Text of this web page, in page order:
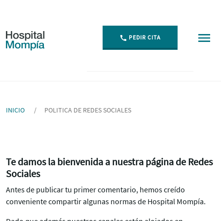
PEDIR CITA
Politica de Redes Sociales - Hospital Mompía
INICIO POLITICA DE REDES SOCIALES
Te damos la bienvenida a nuestra página de Redes
Sociales
Antes de publicar tu primer comentario, hemos creído
conveniente compartir algunas normas de Hospital Mompía.